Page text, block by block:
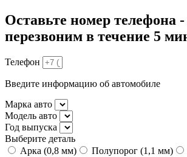
Оставьте номер телефона
перезвоним в течение 5
Телефон
Введите информацию об автомобиле
Марка авто
Модель авто
Год выпуска
Выберите деталь
Арка (0,8 мм)
Полупорог (1,1 мм)